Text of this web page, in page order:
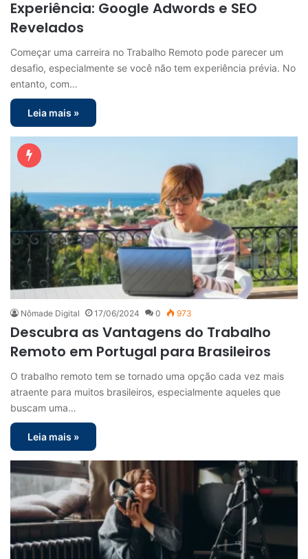
Experiência: Google Adwords e SEO
Revelados
Começar uma carreira no Trabalho Remoto pode parecer um
desafio, especialmente se você não tem experiência prévia. No
entanto, com…
Leia mais »
Nômade Digital 17/06/2024 0 973
Descubra as Vantagens do Trabalho
Remoto em Portugal para Brasileiros
O trabalho remoto tem se tornado uma opção cada vez mais
atraente para muitos brasileiros, especialmente aqueles que
buscam uma…
Leia mais »